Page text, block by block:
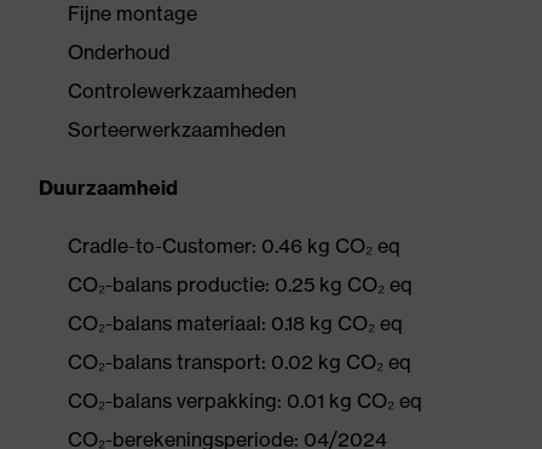
Fijne montage
Onderhoud
Controlewerkzaamheden
Sorteerwerkzaamheden
Duurzaamheid
Cradle-to-Customer: 0.46 kg CO₂ eq
CO₂-balans productie: 0.25 kg CO₂ eq
CO₂-balans materiaal: 0.18 kg CO₂ eq
CO₂-balans transport: 0.02 kg CO₂ eq
CO₂-balans verpakking: 0.01 kg CO₂ eq
CO₂-berekeningsperiode: 04/2024